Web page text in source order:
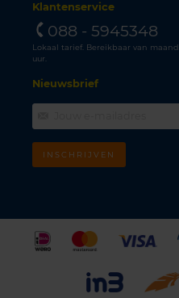
Klantenservice
088 - 5945348
Lokaal tarief. Bereikbaar van
uur.
Nieuwsbrief
INSCHRIJVEN